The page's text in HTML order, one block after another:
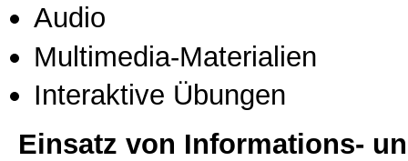
Audio
Multimedia-Materialien
Interaktive Übungen
Einsatz von Informations-